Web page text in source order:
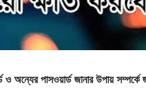
ও অন্যের পাসওয়ার্ড জানার উপায়